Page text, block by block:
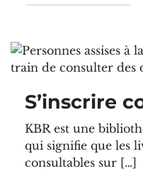
S’inscrire
KBR est une
qui signifie que les
consultables sur […]